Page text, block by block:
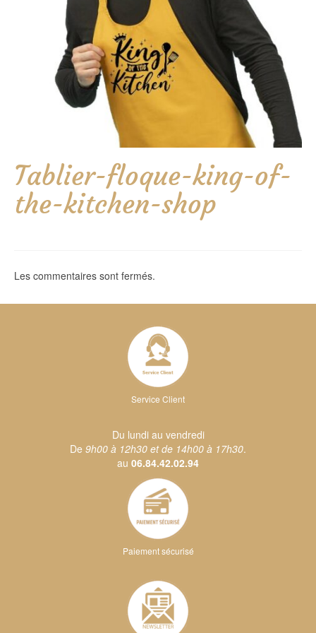
Tablier-floque-king-of-
the-kitchen-shop
Les commentaires sont fermés.
Service Client
Du lundi au vendredi
De 9h00 à 12h30 et de 14h00 à 17h30.
au 06.84.42.02.94
Paiement sécurisé